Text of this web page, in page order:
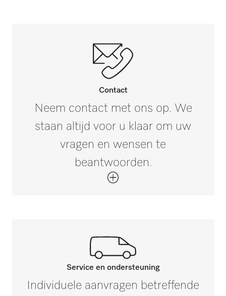
Contact
Neem contact met ons op. We
staan altijd voor u klaar om uw
vragen en wensen te
beantwoorden.
Neem contact op met onze
experts.
Service en ondersteuning
Individuele aanvragen betreffende